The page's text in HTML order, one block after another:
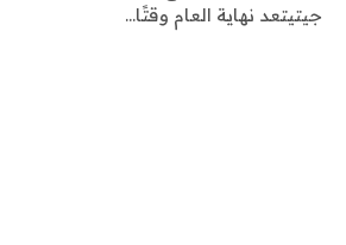
جيتيتعد نهاية العام وقتًا…